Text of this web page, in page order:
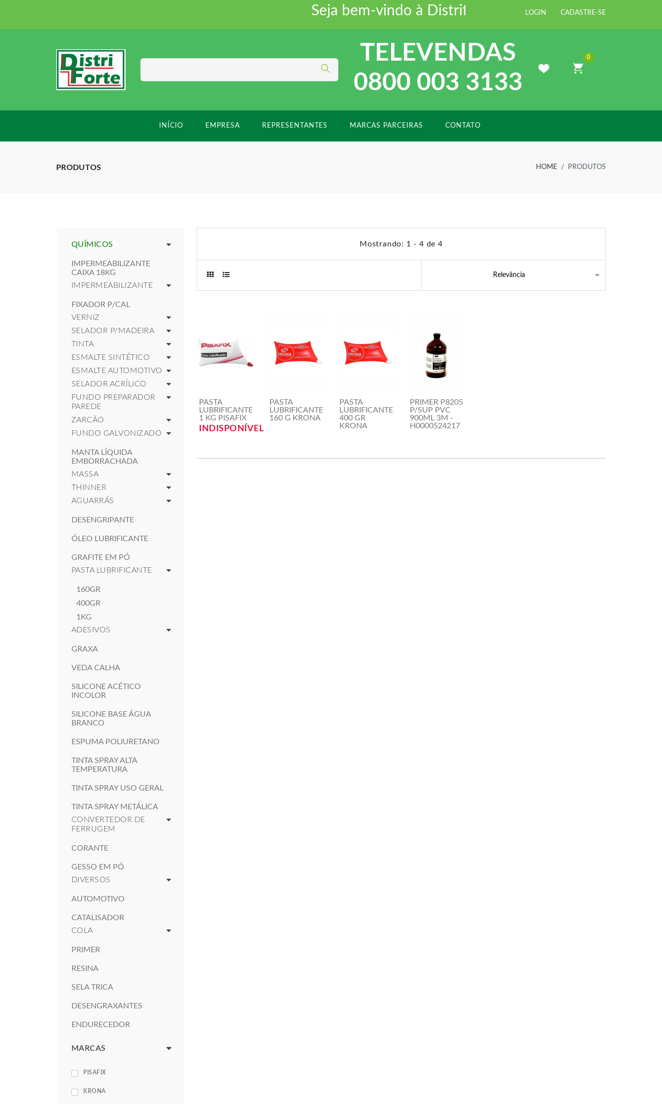
Seja bem-vindo à Distriforte Distribuidora de Materiais
LOGIN CADASTRE-SE
TELEVENDAS
0800 003 3133
0
INÍCIO EMPRESA REPRESENTANTES MARCAS PARCEIRAS CONTATO
PRODUTOS HOME PRODUTOS
QUÍMICOS
IMPERMEABILIZANTE
CAIXA 18KG
IMPERMEABILIZANTE
FIXADOR P/CAL
VERNIZ
SELADOR P/MADEIRA
TINTA
ESMALTE SINTÉTICO
ESMALTE AUTOMOTIVO
SELADOR ACRÍLICO
FUNDO PREPARADOR
PAREDE
ZARCÃO
FUNDO GALVONIZADO
MANTA LÍQUIDA
EMBORRACHADA
MASSA
THINNER
AGUARRÁS
DESENGRIPANTE
ÓLEO LUBRIFICANTE
GRAFITE EM PÓ
PASTA LUBRIFICANTE
160GR
400GR
1KG
ADESIVOS
GRAXA
VEDA CALHA
SILICONE ACÉTICO
INCOLOR
SILICONE BASE ÁGUA
BRANCO
ESPUMA POLIURETANO
TINTA SPRAY ALTA
TEMPERATURA
TINTA SPRAY USO GERAL
TINTA SPRAY METÁLICA
CONVERTEDOR DE
FERRUGEM
CORANTE
GESSO EM PÓ
DIVERSOS
AUTOMOTIVO
CATALISADOR
COLA
PRIMER
RESINA
SELA TRICA
DESENGRAXANTES
ENDURECEDOR
MARCAS
PISAFIX
KRONA
Mostrando: 1 - 4 de 4
PASTA
LUBRIFICANTE
1 KG PISAFIX
INDISPONÍVEL
PASTA
LUBRIFICANTE
160 G KRONA
PASTA
LUBRIFICANTE
400 GR
KRONA
PRIMER P8205
P/SUP PVC
900ML 3M -
H0000524217